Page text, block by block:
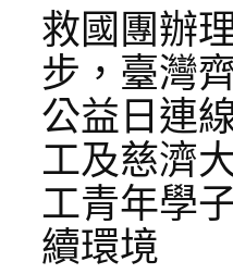
救國團辦
步，臺灣
公益日連
工及慈濟
工青年學
續環境